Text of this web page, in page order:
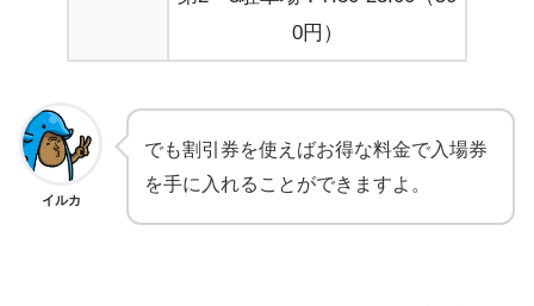
0円）
イルカ
でも割引券を使えばお得な料金で入場券
を手に入れることができますよ。